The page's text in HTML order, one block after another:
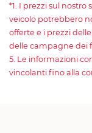
*1. I prezzi sul nostro
veicolo potrebbero
offerte e i prezzi
delle campagne dei
5. Le informazioni
vincolanti fino alla